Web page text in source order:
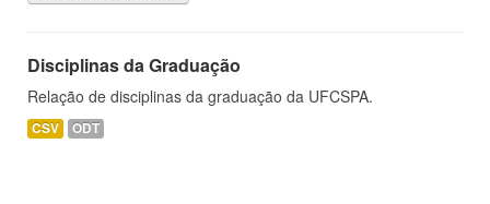
Disciplinas da Graduação
Relação de disciplinas da graduação da UFCSPA.
CSV ODT